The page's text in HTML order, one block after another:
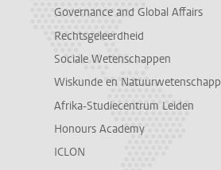
Governance and Global Affairs
Rechtsgeleerdheid
Sociale Wetenschappen
Wiskunde en
Afrika-Studiecentrum Leiden
Honours Academy
ICLON